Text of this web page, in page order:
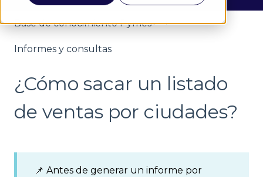
Base de conocimiento Pymes+
Informes y consultas
¿Cómo sacar un listado
de ventas por ciudades?
📌 Antes de generar un informe por